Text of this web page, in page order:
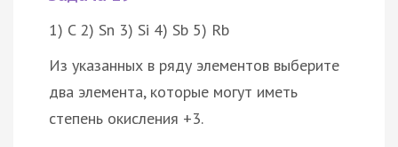
1) C 2) Sn 3) Si 4) Sb 5) Rb
Из указанных в ряду элементов выберите
два элемента, которые могут иметь
степень окисления +3.